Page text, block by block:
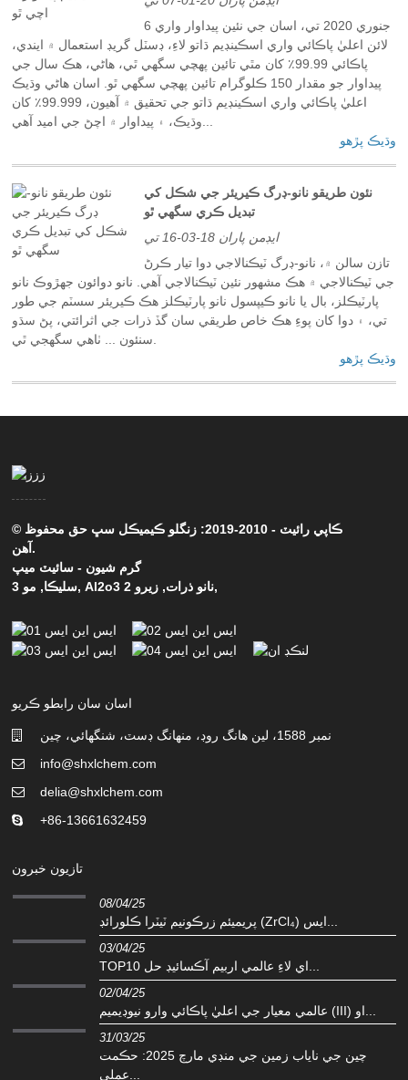
6 جنوري 2020 تي، اسان جي نئين پيداوار واري
لائن اعليٰ پاڪائي واري اسڪينڊيم ڌاتو لاءِ، ڊسٽل گريڊ استعمال ۾ ايندي،
پاڪائي 99.99٪ کان مٿي تائين پهچي سگهي ٿي، هاڻي، هڪ سال جي
پيداوار جو مقدار 150 ڪلوگرام تائين پهچي سگهي ٿو. اسان هاڻي وڌيڪ
اعليٰ پاڪائي واري اسڪينڊيم ڌاتو جي تحقيق ۾ آهيون، 99.999٪ کان
وڌيڪ، ۽ پيداوار ۾ اچڻ جي اميد آهي...
وڌيڪ پڙهو
نئون طريقو نانو-ڊرگ ڪيريئر جي شڪل کي
تبديل ڪري سگهي ٿو
ايڊمن پاران 18-03-16 تي
تازن سالن ۾، نانو-ڊرگ ٽيڪنالاجي دوا تيار ڪرڻ
جي ٽيڪنالاجي ۾ هڪ مشهور نئين ٽيڪنالاجي آهي. نانو دوائون جهڙوڪ نانو
پارٽيڪلز، بال يا نانو ڪيپسول نانو پارٽيڪلز هڪ ڪيريئر سسٽم جي طور
تي، ۽ دوا کان پوءِ هڪ خاص طريقي سان گڏ ذرات جي اثرائتي، پڻ سڌو
وڌيڪ پڙهو
© ڪاپي رائيٽ - 2010-2019: زنگلو ڪيميڪل سڀ حق محفوظ
آهن.
گرم شيون - سائيٽ ميپ
سليڪا, مو 3 , Al2o3 نانو ذرات, زيرو 2 ,
اسان سان رابطو ڪريو
نمبر 1588، لين هانگ روڊ، منهانگ ڊسٽ، شنگھائي، چين
info@shxlchem.com
delia@shxlchem.com
+86-13661632459
تازيون خبرون
08/04/25
پريميئم زرڪونيم ٽيٽرا ڪلورائڊ (ZrCl₄) ايس...
03/04/25
02/04/25
31/03/25
چين جي ناياب زمين جي منڊي مارچ 2025: حڪمت